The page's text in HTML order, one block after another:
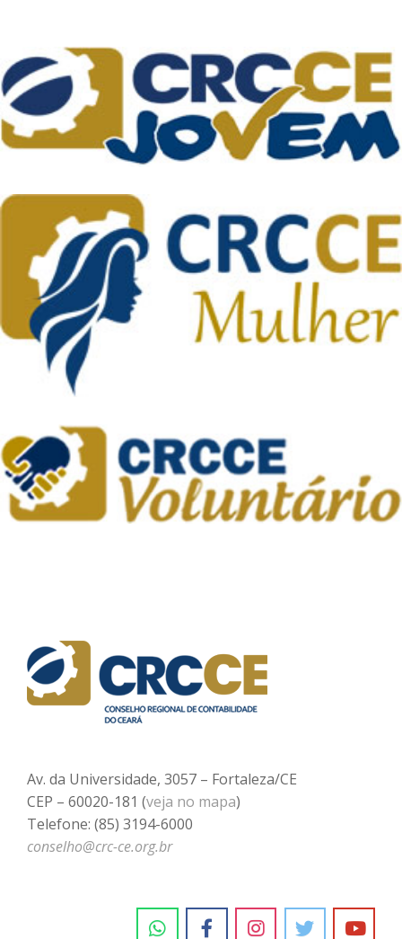
Av. da Universidade, 3057 – Fortaleza/CE
CEP – 60020-181 (veja no mapa)
Telefone: (85) 3194-6000
conselho@crc-ce.org.br